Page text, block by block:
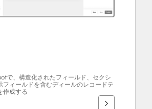
で、構造化されたフィールド、セクシ
フィールドを含むディールのレコードテ
作成する